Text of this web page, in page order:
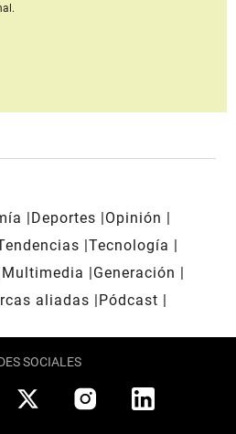
Deportes
Opinión
Tecnología
Multimedia
Generación
aliadas
Pódcast
SOCIALES